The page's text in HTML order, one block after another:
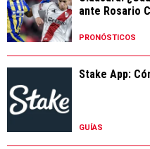
ante Rosario
PRONÓSTICOS
Stake App:
GUÍAS